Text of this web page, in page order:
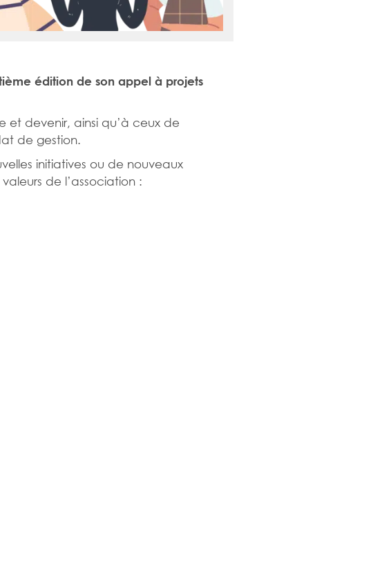
édition de son appel à projets
et devenir, ainsi qu’à ceux de
de gestion.
initiatives ou de nouveaux
de l’association :